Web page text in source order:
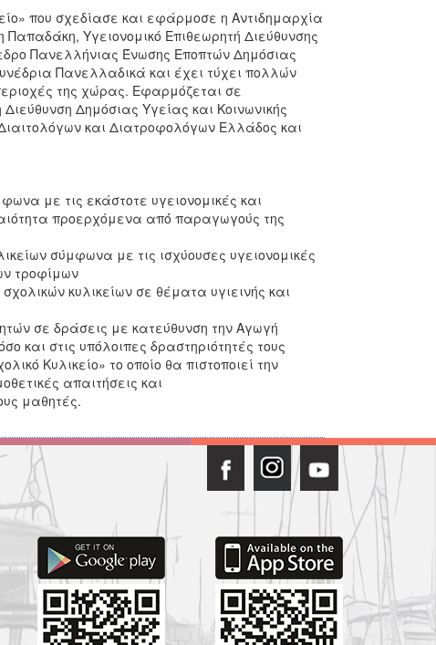
που σχεδίασε και εφάρμοσε η Αντιδημαρχία
Υγειονομικό Επιθεωρητή Διεύθυνσης
Πανελλήνιας Ένωσης Εποπτών Δημόσιας
Πανελλαδικά και έχει τύχει πολλών
της χώρας. Εφαρμόζεται σε
Δημόσιας Υγείας και Κοινωνικής
και Διατροφολόγων Ελλάδος και
με τις εκάστοτε υγειονομικές και
προερχόμενα από́ παραγωγούς της
σύμφωνα με τις ισχύουσες υγειονομικές
τροφίμων
κυλικείων σε θέματα υγιεινής και
σε δράσεις με κατεύθυνση την Αγωγή
και στις υπόλοιπες δραστηριότητές τους
Κυλικείο» το οποίο θα πιστοποιεί την
απαιτήσεις και
μαθητές.